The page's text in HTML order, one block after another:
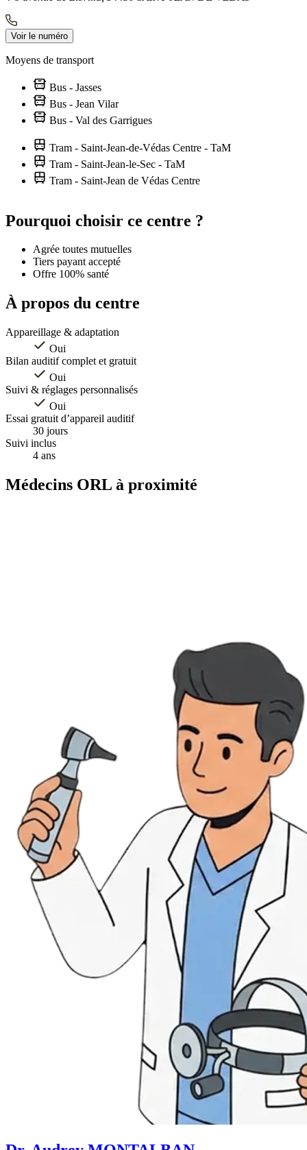
Voir le numéro
Moyens de transport
Bus - Jasses
Bus - Jean Vilar
Bus - Val des Garrigues
Tram - Saint-Jean-de-Védas Centre - TaM
Tram - Saint-Jean-le-Sec - TaM
Tram - Saint-Jean de Védas Centre
+
Pourquoi choisir ce centre ?
Agrée toutes mutuelles
Tiers payant accepté
Offre 100% santé
À propos du centre
Appareillage & adaptation
Oui
Bilan auditif complet et gratuit
Oui
Suivi & réglages personnalisés
Oui
Essai gratuit d’appareil auditif
30 jours
Suivi inclus
4 ans
Médecins ORL à proximité